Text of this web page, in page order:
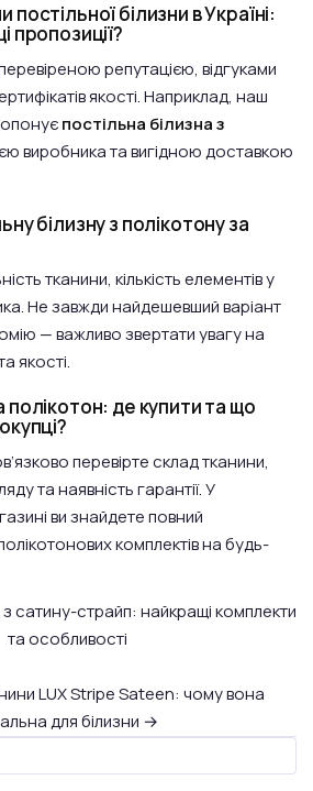
білизни в Україні:
пропозиції?
репутацією, відгуками
якості. Наприклад, наш
постільна білизна з
виробника та вигідною доставкою
білизну з полікотону за
тканини, кількість елементів у
Не завжди найдешевший варіант
— важливо звертати увагу на
якості.
полікотон: де купити та що
перевірте склад тканини,
та наявність гарантії. У
ви знайдете повний
комплектів на будь-
сатину-страйп: найкращі комплекти
та особливості
LUX Stripe Sateen: чому вона
для білизни →